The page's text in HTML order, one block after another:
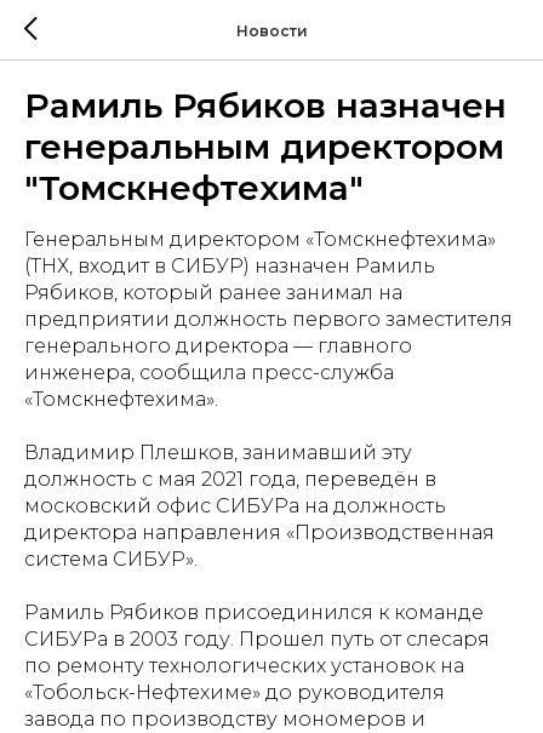
Новости
Рамиль Рябиков назначен
генеральным директором
"Томскнефтехима"
Генеральным директором «Томскнефтехима»
(ТНХ, входит в СИБУР) назначен Рамиль
Рябиков, который ранее занимал на
предприятии должность первого заместителя
генерального директора — главного
инженера, сообщила пресс-служба
«Томскнефтехима».
Владимир Плешков, занимавший эту
должность с мая 2021 года, переведён в
московский офис СИБУРа на должность
директора направления «Производственная
система СИБУР».
Рамиль Рябиков присоединился к команде
СИБУРа в 2003 году. Прошел путь от слесаря
по ремонту технологических установок на
«Тобольск-Нефтехиме» до руководителя
завода по производству мономеров и